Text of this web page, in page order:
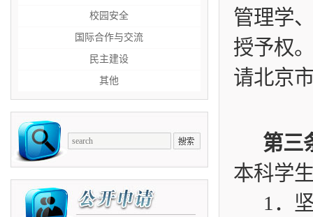
校园安全
国际合作与交流
民主建设
其他
管理学
授予权
请北京
第
本科学
1 ．